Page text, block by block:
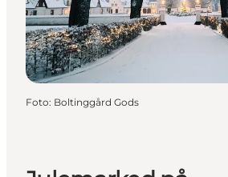
Foto: Boltinggård Gods